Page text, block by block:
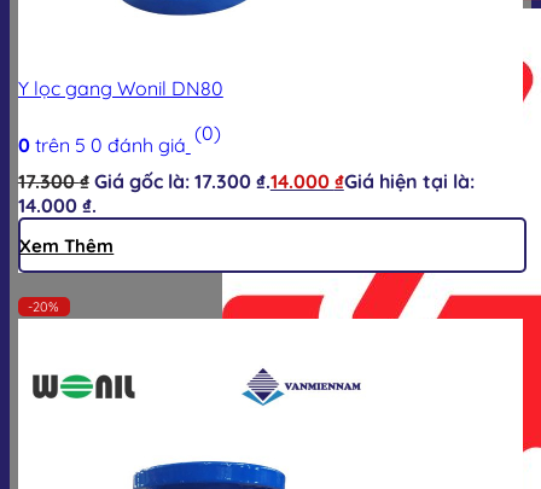
Y lọc gang Wonil DN80
0trên 5 0 đánh giá (0)
17.300₫ Giá gốc là: 17.300 ₫.14.000 ₫Giá hiện tại là:
14.000 ₫.
Xem Thêm
-20%